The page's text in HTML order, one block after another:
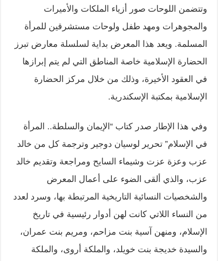
وتتضمن اللوحات صور أزياء الملكات والأميرات
والمجوهرات ومهد طفل ولوحات مستشرقين للمرأة
المسلمة. ويعد هذا المعرض بداية لسلسلة معارض تبرز
الحضارة الإسلامية خاصة المناطق التي لم يتم إبرازها
في العقود الأخيرة، وذلك من خلال مركز الحضارة
الإسلامية بمكتبة الإسكندرية.
وفي هذا الإطار صدر كتاب “الإيمان والسلطة.. المرأة
في الإسلام” تحرير لوسيان دوجير وترجمة كل من خالد
عزب وعزة عزت وشيماء السايح ومراجعة وتقديم خالد
عزب، والذي ألقى الضوء على أعمال المعرض
والشخصيات النسائية التاريخية المرتبطة بها، وسرد لعدد
من النساء اللاتي كانت لهن أدوار رئيسية في تاريخ
الإسلام، ومنهن آسية بنت مزاحم، ومريم بنت عمران،
والسيدة خديجة بنت خويلد، والملكة أروى، والملكة